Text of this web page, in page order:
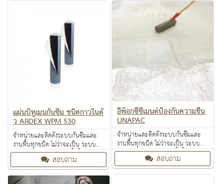
แผ่นบิทูเมนกันซึม ชนิดกาวในตั
ว ARDEX WPM 530
จำหน่ายและติดตั้งระบบกันซึมและ
งานพื้นทุกชนิด ไม่ว่าจะเป็น ระบบ
งานกันซึม ระบบงานติดตั้งพื้น งาน
ป้องกันไฟลาม งานเคลือบปกป้องพื้น
ผิว งานเคลือบสารสะท้อนความร้อน
สอบถาม
อีพ็อกซี่ซีเมนต์ป้องกันความชื้น
UNAPAC
จำหน่ายและติดตั้งระบบกันซึมและ
งานพื้นทุกชนิด ไม่ว่าจะเป็น ระบบ
งานกันซึม ระบบงานติดตั้งพื้น งาน
ป้องกันไฟลาม งานเคลือบปกป้องพื้น
ผิว งานเคลือบสารสะท้อนความร้อน
สอบถาม